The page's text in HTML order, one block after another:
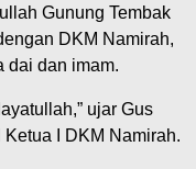
Gunung Tembak
DKM Namirah,
dai dan imam.
ujar Gus
I DKM Namirah.